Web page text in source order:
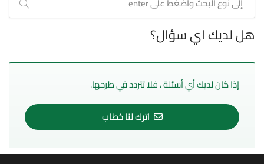
هل لديك اي سؤال؟
إذا كان لديك أي أسئلة ، فلا تتردد في طرحها.
اترك لنا خطاب